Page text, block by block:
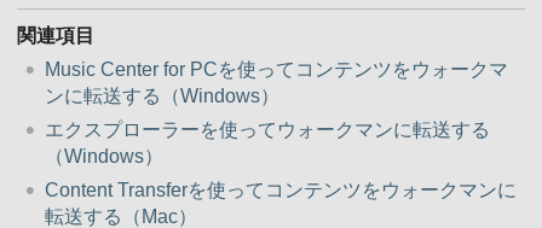
関連項目
Music Center for PCを使ってコンテンツをウォークマ
ンに転送する（Windows）
エクスプローラーを使ってウォークマンに転送する
（Windows）
Content Transferを使ってコンテンツをウォークマンに
転送する（Mac）